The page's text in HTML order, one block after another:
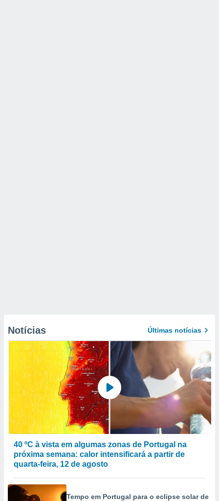
Notícias Últimas notícias
40 ºC à vista em algumas zonas de Portugal na
próxima semana: calor intensificará a partir de
quarta-feira, 12 de agosto
Tempo em Portugal para o eclipse solar de